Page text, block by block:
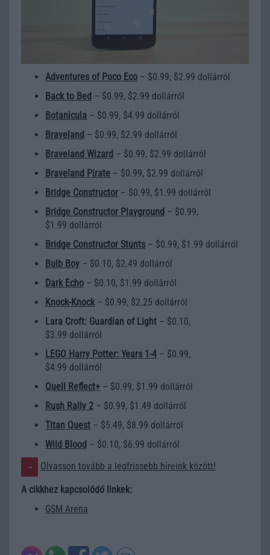
Adventures of Poco Eco – $0.99, $2.99 dollárról
Back to Bed – $0.99, $2.99 dollárról
Botanicula – $0.99, $4.99 dollárról
Braveland – $0.99, $2.99 dollárról
Braveland Wizard – $0.99, $2.99 dollárról
Braveland Pirate – $0.99, $2.99 dollárról
Bridge Constructor – $0.99, $1.99 dollárról
Bridge Constructor Playground – $0.99,
$1.99 dollárról
Bridge Constructor Stunts – $0.99, $1.99 dollárról
Bulb Boy – $0.10, $2.49 dollárról
Dark Echo – $0.10, $1.99 dollárról
Knock-Knock– $0.99, $2.25 dollárról
Lara Croft: Guardian of Light – $0.10,
$3.99 dollárról
LEGO Harry Potter: Years 1-4 – $0.99,
$4.99 dollárról
Quell Reflect+ – $0.99, $1.99 dollárról
Rush Rally 2 – $0.99, $1.49 dollárról
Titan Quest – $5.49, $8.99 dollárról
Wild Blood – $0.10, $6.99 dollárról
Olvasson tovább a legfrissebb híreink között!
A cikkhez kapcsolódó linkek:
GSM Arena